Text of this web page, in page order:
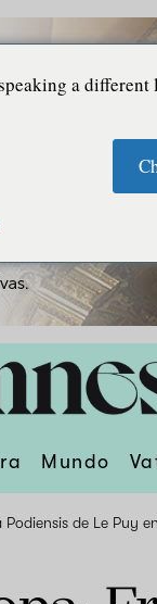
Mundo
de Le Puy
a different